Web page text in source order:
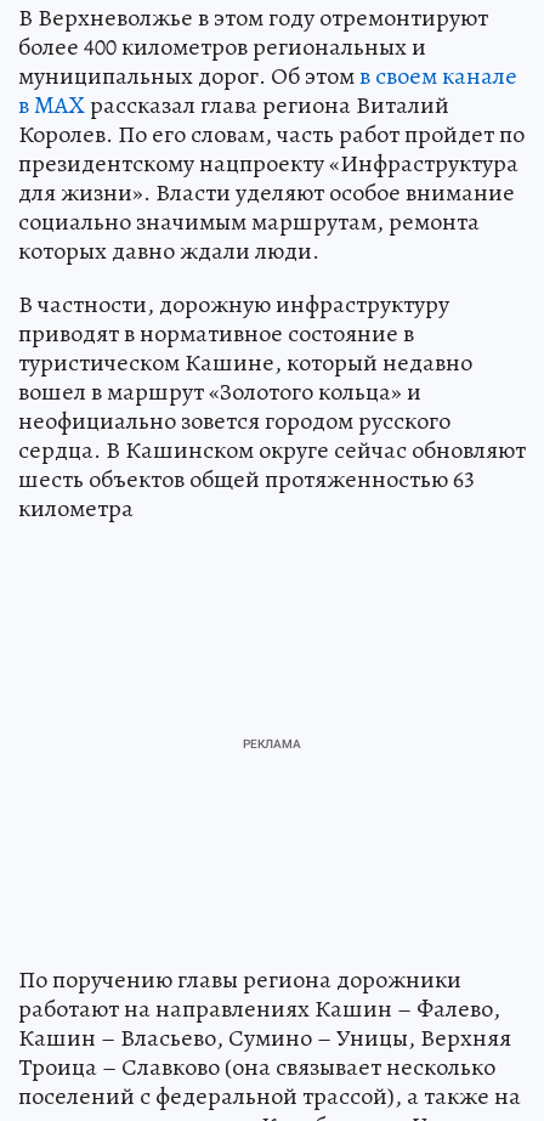
В Верхневолжье в этом году отремонтируют
более 400 километров региональных и
муниципальных дорог. Об этомв своем канале
в MAXрассказал глава региона Виталий
Королев. По его словам, часть работ пройдет по
президентскому нацпроекту «Инфраструктура
для жизни». Власти уделяют особое внимание
социально значимым маршрутам, ремонта
которых давно ждали люди.
В частности, дорожную инфраструктуру
приводят в нормативное состояние в
туристическом Кашине, который недавно
вошел в маршрут «Золотого кольца» и
неофициально зовется городом русского
сердца. В Кашинском округе сейчас обновляют
шесть объектов общей протяженностью 63
километра
По поручению главы региона дорожники
работают на направлениях Кашин – Фалево,
Кашин – Власьево, Сумино – Уницы, Верхняя
Троица – Славково (она связывает несколько
поселений с федеральной трассой), а также на